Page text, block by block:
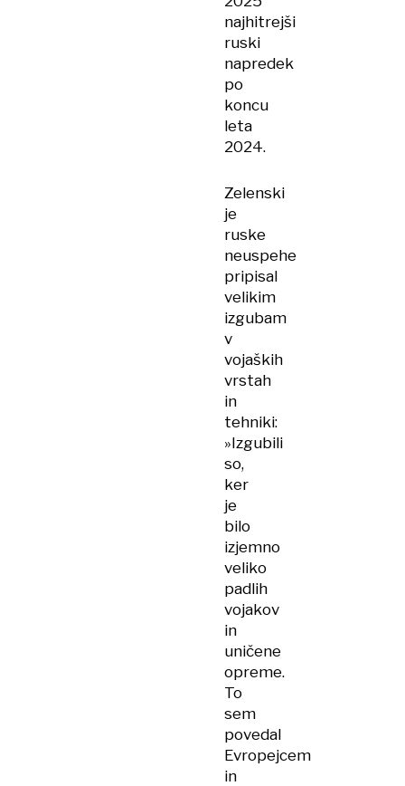
najhitrejši
ruski
napredek
po
koncu
leta
2024.
Zelenski
je
ruske
neuspehe
pripisal
velikim
izgubam
v
vojaških
vrstah
in
tehniki:
»Izgubili
so,
ker
je
bilo
izjemno
veliko
padlih
vojakov
in
uničene
opreme.
To
sem
povedal
Evropejcem
in